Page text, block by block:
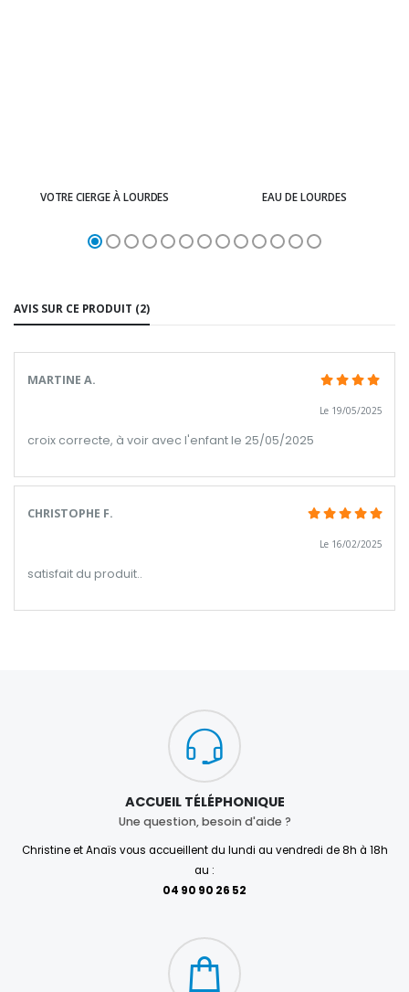
VOTRE CIERGE À LOURDES EAU DE LOURDES
AVIS SUR CE PRODUIT (2)
MARTINE A.
Le 19/05/2025
croix correcte, à voir avec l'enfant le 25/05/2025
CHRISTOPHE F.
Le 16/02/2025
satisfait du produit..
ACCUEIL TÉLÉPHONIQUE
Une question, besoin d'aide ?
Christine et Anaïs vous accueillent du lundi au vendredi de 8h à 18h
au :
04 90 90 26 52